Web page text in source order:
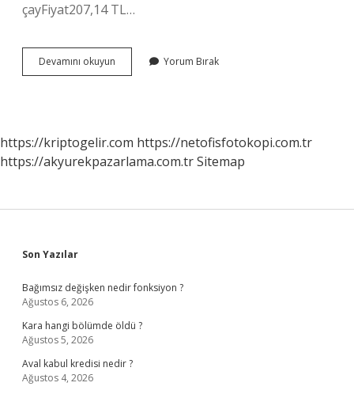
çayFiyat207,14 TL…
Devamını okuyun
Ücreti
Yorum Bırak
https://kriptogelir.com https://netofisfotokopi.com.tr
https://akyurekpazarlama.com.trSitemap
Sidebar
Son Yazılar
Bağımsız değişken nedir fonksiyon ?
Ağustos 6, 2026
Kara hangi bölümde öldü ?
Ağustos 5, 2026
Aval kabul kredisi nedir ?
Ağustos 4, 2026